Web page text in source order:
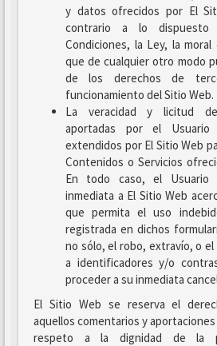
y datos ofrecidos por El
contrario a lo dispuesto
Condiciones, la Ley, la
que de cualquier otro modo
de los derechos de
funcionamiento del Sitio Web.
La veracidad y licitud
aportadas por el
extendidos por El Sitio Web
Contenidos o Servicios
En todo caso, el Usuario
inmediata a El Sitio Web
que permita el uso
registrada en dichos
no sólo, el robo, extravío, o
a identificadores y/o
proceder a su inmediata
El Sitio Web se reserva el
aquellos comentarios y
respeto a la dignidad de la